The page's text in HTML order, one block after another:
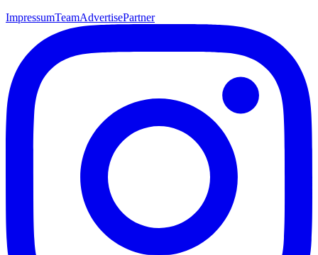
ImpressumTeamAdvertisePartner